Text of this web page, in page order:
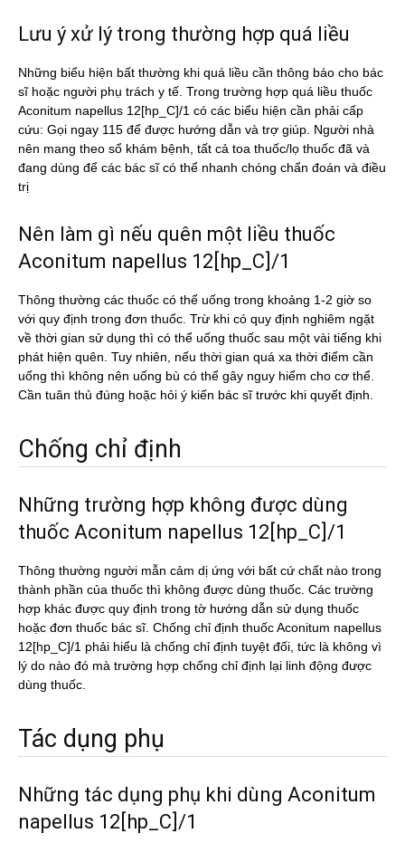
Lưu ý xử lý trong thường hợp quá liều
Những biểu hiện bất thường khi quá liều cần thông báo cho bác
sĩ hoặc người phụ trách y tế. Trong trường hợp quá liều thuốc
Aconitum napellus 12[hp_C]/1 có các biểu hiện cần phải cấp
cứu: Gọi ngay 115 để được hướng dẫn và trợ giúp. Người nhà
nên mang theo sổ khám bệnh, tất cả toa thuốc/lọ thuốc đã và
đang dùng để các bác sĩ có thể nhanh chóng chẩn đoán và điều
trị
Nên làm gì nếu quên một liều thuốc
Aconitum napellus 12[hp_C]/1
Thông thường các thuốc có thể uống trong khoảng 1-2 giờ so
với quy định trong đơn thuốc. Trừ khi có quy định nghiêm ngặt
về thời gian sử dụng thì có thể uống thuốc sau một vài tiếng khi
phát hiện quên. Tuy nhiên, nếu thời gian quá xa thời điểm cần
uống thì không nên uống bù có thể gây nguy hiểm cho cơ thể.
Cần tuân thủ đúng hoặc hỏi ý kiến bác sĩ trước khi quyết định.
Chống chỉ định
Những trường hợp không được dùng
thuốc Aconitum napellus 12[hp_C]/1
Thông thường người mẫn cảm dị ứng với bất cứ chất nào trong
thành phần của thuốc thì không được dùng thuốc. Các trường
hợp khác được quy định trong tờ hướng dẫn sử dụng thuốc
hoặc đơn thuốc bác sĩ. Chống chỉ định thuốc Aconitum napellus
12[hp_C]/1 phải hiểu là chống chỉ định tuyệt đối, tức là không vì
lý do nào đó mà trường hợp chống chỉ định lại linh động được
dùng thuốc.
Tác dụng phụ
Những tác dụng phụ khi dùng Aconitum
napellus 12[hp_C]/1